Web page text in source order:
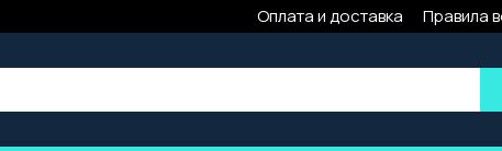
Оплата и доставка Правила